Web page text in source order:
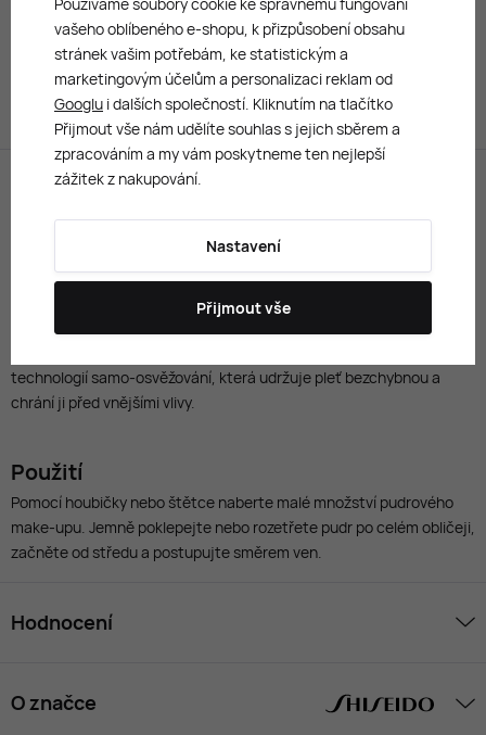
Finish Powder Foundation 9 g (poškozená
krabička)
Pudrový make-up
660 Kč
Popis produktu
ShiseidoSynchro Skin Self-Refreshing Custom Finish Powder
pudrový make-up
technologií samo-osvěžování, která udržuje pleť bezchybnou a
chrání ji před vnějšími vlivy.
Použití
Pomocí houbičky nebo štětce naberte malé množství pudrového
make-upu. Jemně poklepejte nebo rozetřete pudr po celém obličeji,
začněte od středu a postupujte směrem ven.
Hodnocení
O značce
vašeho oblíbeného e-shopu, k přizpůsobení obsahu
stránek vašim potřebám, ke statistickým a
marketingovým účelům a personalizaci reklam od
Googlu i dalších společností. Kliknutím na tlačítko
Přijmout vše nám udělíte souhlas s jejich sběrem a
zpracováním a my vám poskytneme ten nejlepší
zážitek z nakupování.
Nastavení
Přijmout vše